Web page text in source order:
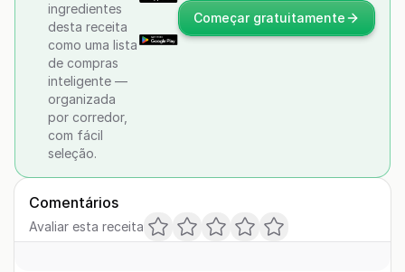
ingredientes
desta receita
como uma lista
de compras
inteligente —
organizada
por corredor,
com fácil
seleção.
Começar gratuitamente
Comentários
Avaliar esta receita